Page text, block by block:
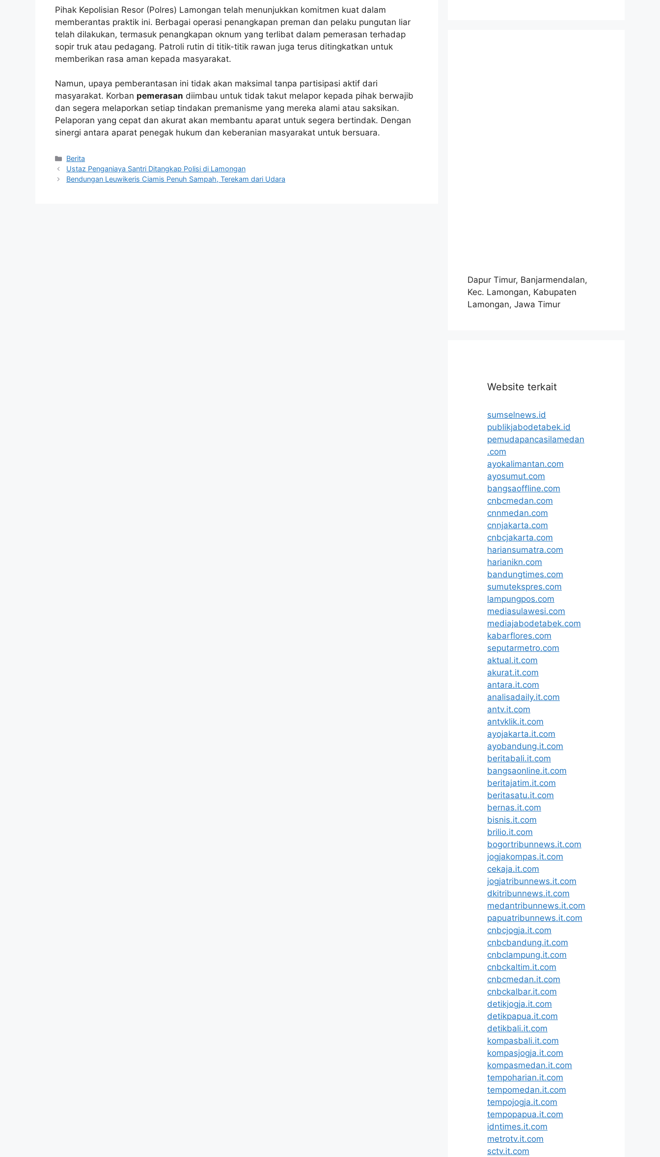
Pihak Kepolisian Resor (Polres) Lamongan telah menunjukkan komitmen kuat dalam
memberantas praktik ini. Berbagai operasi penangkapan preman dan pelaku pungutan liar
telah dilakukan, termasuk penangkapan oknum yang terlibat dalam pemerasan terhadap
sopir truk atau pedagang. Patroli rutin di titik-titik rawan juga terus ditingkatkan untuk
memberikan rasa aman kepada masyarakat.
Namun, upaya pemberantasan ini tidak akan maksimal tanpa partisipasi aktif dari
masyarakat. Korban pemerasan diimbau untuk tidak takut melapor kepada pihak berwajib
dan segera melaporkan setiap tindakan premanisme yang mereka alami atau saksikan.
Pelaporan yang cepat dan akurat akan membantu aparat untuk segera bertindak. Dengan
sinergi antara aparat penegak hukum dan keberanian masyarakat untuk bersuara.
Kategori
Berita
Ustaz Penganiaya Santri Ditangkap Polisi di Lamongan
Bendungan Leuwikeris Ciamis Penuh Sampah, Terekam dari Udara
Dapur Timur, Banjarmendalan,
Kec. Lamongan, Kabupaten
Lamongan, Jawa Timur
Website terkait
sumselnews.id
publikjabodetabek.id
pemudapancasilamedan
.com
ayokalimantan.com
ayosumut.com
bangsaoffline.com
cnbcmedan.com
cnnmedan.com
cnnjakarta.com
cnbcjakarta.com
hariansumatra.com
harianikn.com
bandungtimes.com
sumutekspres.com
lampungpos.com
mediasulawesi.com
mediajabodetabek.com
kabarflores.com
seputarmetro.com
aktual.it.com
akurat.it.com
antara.it.com
analisadaily.it.com
antv.it.com
antvklik.it.com
ayojakarta.it.com
ayobandung.it.com
beritabali.it.com
bangsaonline.it.com
beritajatim.it.com
beritasatu.it.com
bernas.it.com
bisnis.it.com
brilio.it.com
bogortribunnews.it.com
jogjakompas.it.com
cekaja.it.com
jogjatribunnews.it.com
dkitribunnews.it.com
medantribunnews.it.com
papuatribunnews.it.com
cnbcjogja.it.com
cnbcbandung.it.com
cnbclampung.it.com
cnbckaltim.it.com
cnbcmedan.it.com
cnbckalbar.it.com
detikjogja.it.com
detikpapua.it.com
detikbali.it.com
kompasbali.it.com
kompasjogja.it.com
kompasmedan.it.com
tempoharian.it.com
tempomedan.it.com
tempojogja.it.com
tempopapua.it.com
idntimes.it.com
metrotv.it.com
sctv.it.com